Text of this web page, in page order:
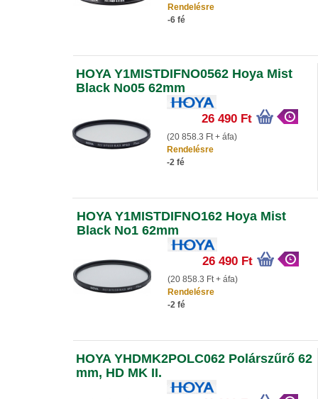
Rendelésre
-6 fé
HOYA Y1MISTDIFNO0562 Hoya Mist
Black No05 62mm
26 490 Ft
(20 858.3 Ft + áfa)
Rendelésre
-2 fé
HOYA Y1MISTDIFNO162 Hoya Mist
Black No1 62mm
26 490 Ft
(20 858.3 Ft + áfa)
Rendelésre
-2 fé
HOYA YHDMK2POLC062 Polárszűrő 62
mm, HD MK II.